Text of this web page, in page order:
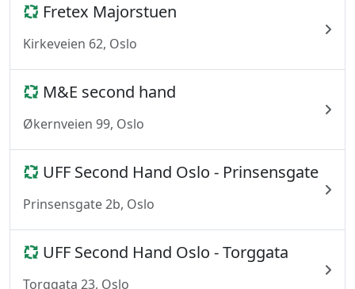
Fretex Majorstuen
Kirkeveien 62, Oslo
M&E second hand
Økernveien 99, Oslo
UFF Second Hand Oslo - Prinsensgate
Prinsensgate 2b, Oslo
UFF Second Hand Oslo - Torggata
Torggata 23, Oslo